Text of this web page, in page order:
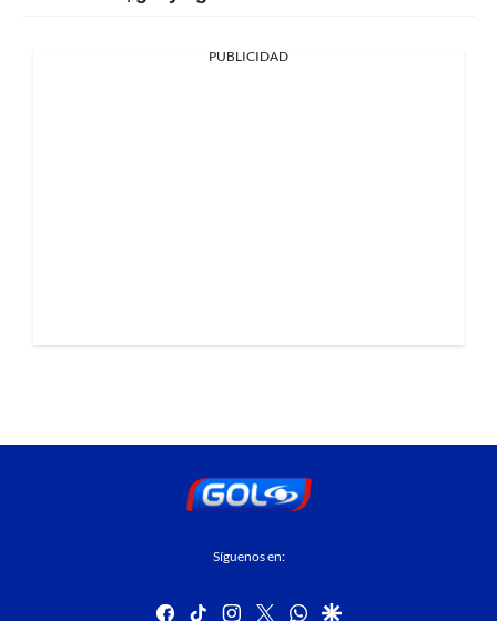
PUBLICIDAD
Síguenos en:
facebook
tiktok instagram
twitterwhatsapp
google